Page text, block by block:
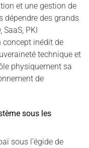
et une gestion de
dépendre des grands
SaaS, PKI
concept inédit de
technique et
physiquement sa
de
sous les
sous l’égide de